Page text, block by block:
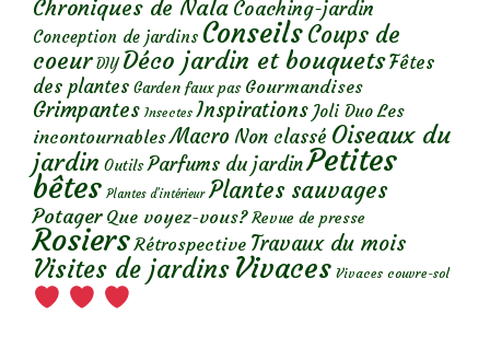
Chroniques de Nala Coaching-jardin
Conception de jardins ConseilsCoups de
coeur DIY Déco jardin et bouquetsFêtes
des plantes Garden faux pas Gourmandises
Grimpantes Insectes Inspirations Joli Duo Les
incontournables Macro Non classé Oiseaux du
jardin Outils Parfums du jardinPetites
bêtes Plantes d’intérieur Plantes sauvages
Potager Que voyez-vous? Revue de presse
Rosiers Rétrospective Travaux du mois
Visites de jardins Vivaces Vivaces couvre-sol